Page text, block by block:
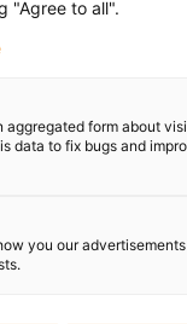
"Agree to all".
aggregated form about
data to fix bugs and
you our